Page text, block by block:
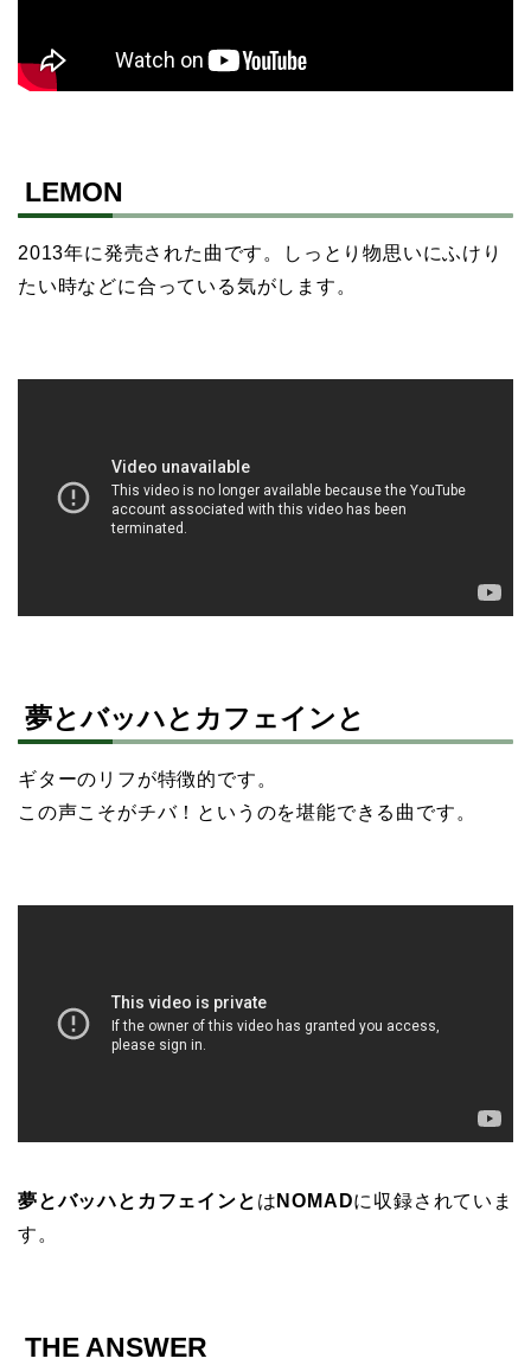
LEMON
2013年に発売された曲です。しっとり物思いにふけり
たい時などに合っている気がします。
夢とバッハとカフェインと
ギターのリフが特徴的です。
この声こそがチバ！というのを堪能できる曲です。
夢とバッハとカフェインと は NOMADに収録されていま
す。
THE ANSWER